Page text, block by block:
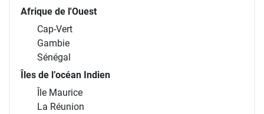
Afrique de l'Ouest
Cap-Vert
Gambie
Sénégal
Îles de l’océan Indien
Île Maurice
La Réunion